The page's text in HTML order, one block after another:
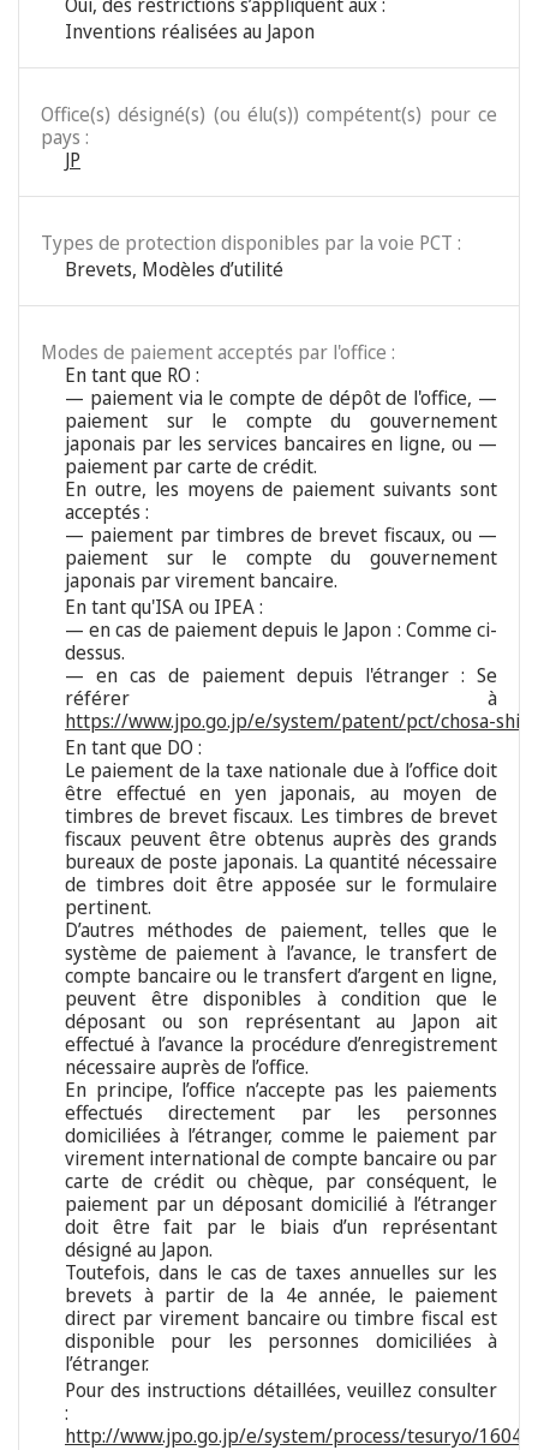
Inventions réalisées au Japon
Office(s) désigné(s) (ou élu(s)) compétent(s) pour ce
pays :
JP
Types de protection disponibles par la voie PCT :
Brevets, Modèles d’utilité
Modes de paiement acceptés par l'office :
En tant que RO :
— paiement via le compte de dépôt de l'office, —
paiement sur le compte du gouvernement
japonais par les services bancaires en ligne, ou —
paiement par carte de crédit.
En outre, les moyens de paiement suivants sont
acceptés :
— paiement par timbres de brevet fiscaux, ou —
paiement sur le compte du gouvernement
japonais par virement bancaire.
En tant qu'ISA ou IPEA :
— en cas de paiement depuis le Japon : Comme ci-
dessus.
— en cas de paiement depuis l'étranger : Se
référer à
https://www.jpo.go.jp/e/system/patent/pct/chosa-
En tant que DO :
Le paiement de la taxe nationale due à l’office doit
être effectué en yen japonais, au moyen de
timbres de brevet fiscaux. Les timbres de brevet
fiscaux peuvent être obtenus auprès des grands
bureaux de poste japonais. La quantité nécessaire
de timbres doit être apposée sur le formulaire
pertinent.
D’autres méthodes de paiement, telles que le
système de paiement à l’avance, le transfert de
compte bancaire ou le transfert d’argent en ligne,
peuvent être disponibles à condition que le
déposant ou son représentant au Japon ait
effectué à l’avance la procédure d’enregistrement
nécessaire auprès de l’office.
En principe, l’office n’accepte pas les paiements
effectués directement par les personnes
domiciliées à l’étranger, comme le paiement par
virement international de compte bancaire ou par
carte de crédit ou chèque, par conséquent, le
paiement par un déposant domicilié à l’étranger
doit être fait par le biais d’un représentant
désigné au Japon.
Toutefois, dans le cas de taxes annuelles sur les
brevets à partir de la 4e année, le paiement
direct par virement bancaire ou timbre fiscal est
disponible pour les personnes domiciliées à
l’étranger.
Pour des instructions détaillées, veuillez consulter
:
http://www.jpo.go.jp/e/system/process/tesuryo/